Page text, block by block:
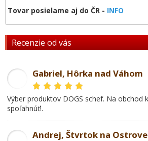
Tovar posielame aj do ČR - INFO
Recenzie od vás
Gabriel, Hôrka nad Váhom
Výber produktov DOGS schef. Na obchod ktorý sa môžem
spoľahnúť!.
Andrej, Štvrtok na Ostrove